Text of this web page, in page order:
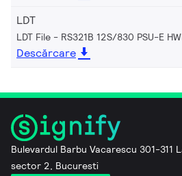
LDT
LDT File - RS321B 12S/830 PSU-E
Descărcare
Bulevardul Barbu Vacarescu 301-311
sector 2, Bucuresti